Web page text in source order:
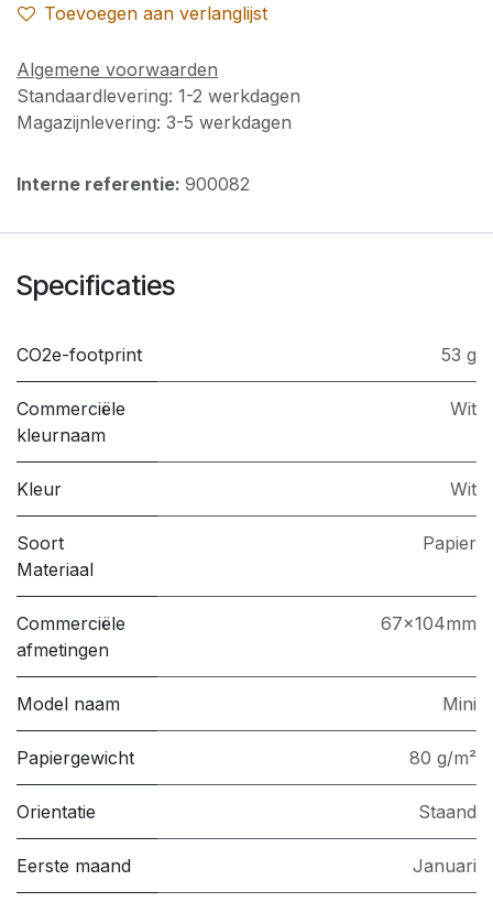
Toevoegen aan verlanglijst
Algemene voorwaarden
Standaardlevering: 1-2 werkdagen
Magazijnlevering: 3-5 werkdagen
Interne referentie: 900082
Specificaties
CO2e-footprint 53 g
Commerciële
kleurnaam
Wit
Kleur Wit
Soort
Materiaal
Papier
Commerciële
afmetingen
67x104mm
Model naam Mini
Papiergewicht 80 g/m²
Orientatie Staand
Eerste maand Januari